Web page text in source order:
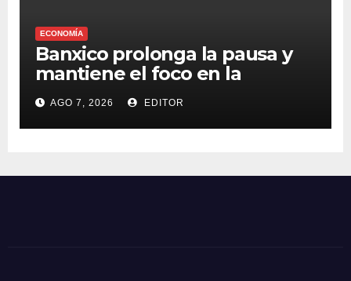
ECONOMÍA
Banxico prolonga la pausa y
mantiene el foco en la
inflación
AGO 7, 2026 EDITOR